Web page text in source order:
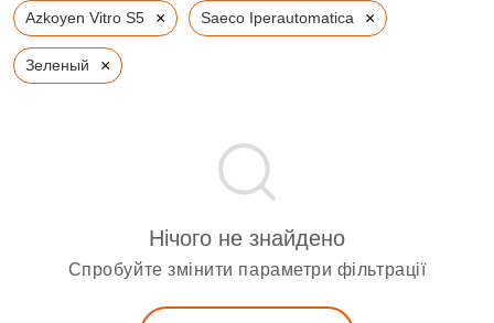
Azkoyen Vitro S5 × Saeco Iperautomatica ×
Зеленый ×
Нічого не знайдено
Спробуйте змінити параметри фільтрації